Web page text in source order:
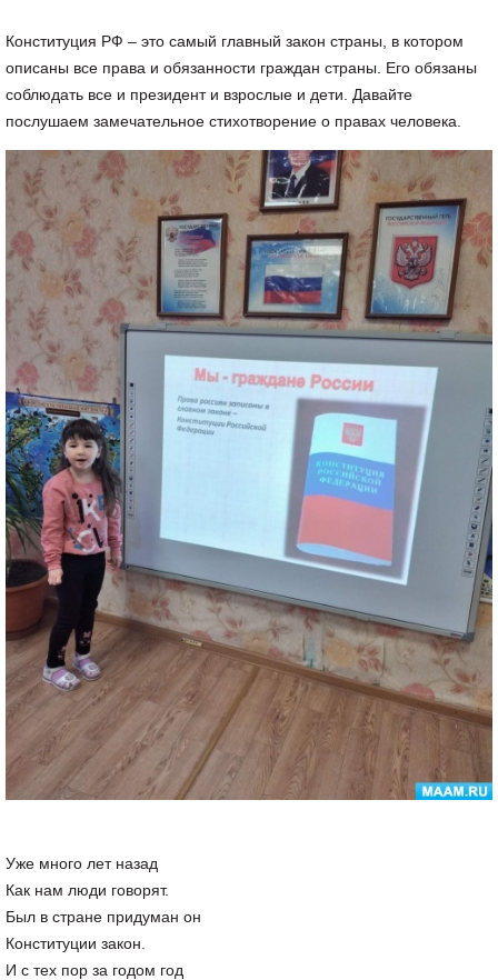
Конституция РФ – это самый главный закон страны, в котором
описаны все права и обязанности граждан страны. Его обязаны
соблюдать все и президент и взрослые и дети. Давайте
послушаем замечательное стихотворение о правах человека.
Уже много лет назад
Как нам люди говорят.
Был в стране придуман он
Конституции закон.
И с тех пор за годом год